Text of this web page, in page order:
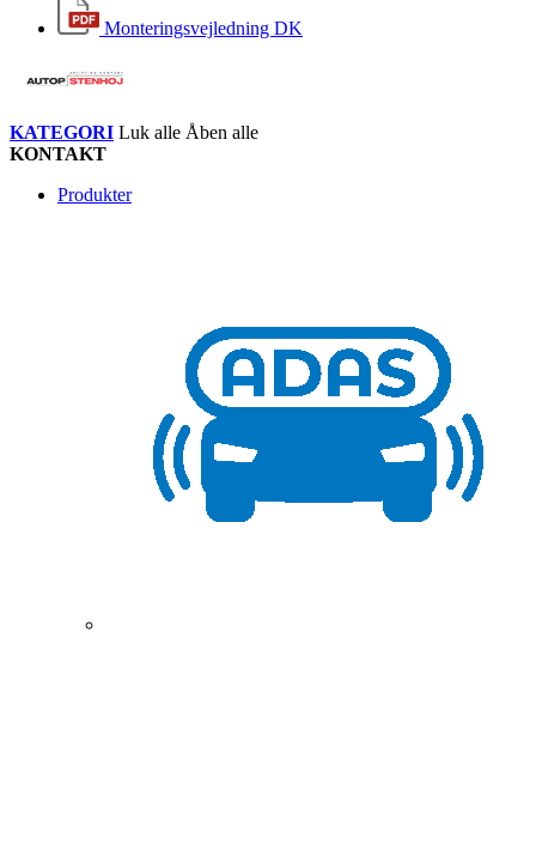
Monteringsvejledning DK
KATEGORI Luk alle Åben alle
KONTAKT
Produkter